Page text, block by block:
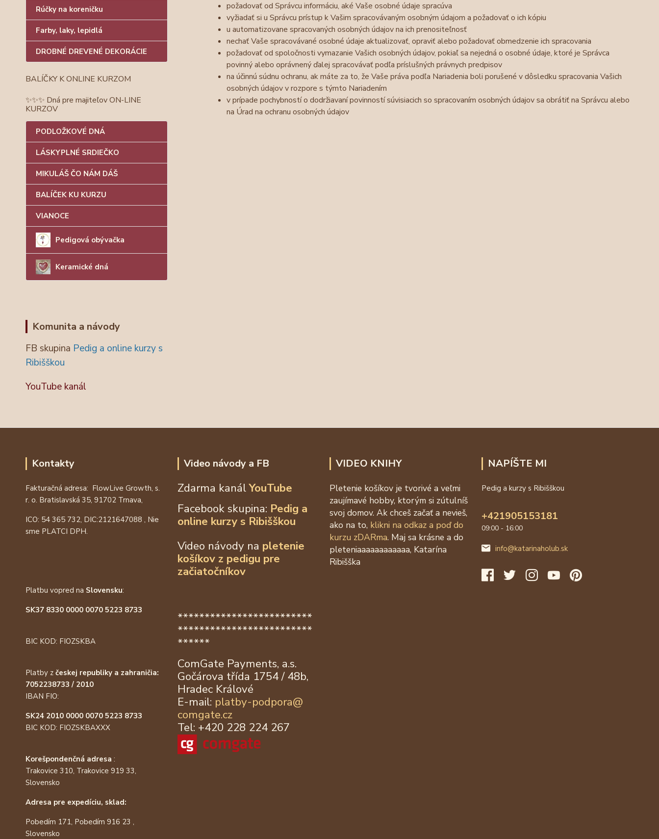
Rúčky na koreničku
Farby, laky, lepidlá
DROBNÉ DREVENÉ DEKORÁCIE
BALÍČKY K ONLINE KURZOM
✨✨✨ Dná pre majiteľov ON-LINE
KURZOV
PODLOŽKOVÉ DNÁ
LÁSKYPLNÉ SRDIEČKO
MIKULÁŠ ČO NÁM DÁŠ
BALÍČEK KU KURZU
VIANOCE
Pedigová obývačka
Keramické dná
Komunita a návody
FB skupina Pedig a online kurzy s
Ribišškou
YouTube kanál
požadovať od Správcu informáciu, aké Vaše osobné údaje spracúva
vyžiadať si u Správcu prístup k Vašim spracovávaným osobným údajom a požadovať o ich kópiu
u automatizovane spracovaných osobných údajov na ich prenositeľnosť
nechať Vaše spracovávané osobné údaje aktualizovať, opraviť alebo požadovať obmedzenie ich spracovania
požadovať od spoločnosti vymazanie Vašich osobných údajov, pokiaľ sa nejedná o osobné údaje, ktoré je Správca
povinný alebo oprávnený ďalej spracovávať podľa príslušných právnych predpisov
na účinnú súdnu ochranu, ak máte za to, že Vaše práva podľa Nariadenia boli porušené v dôsledku spracovania Vašich
osobných údajov v rozpore s týmto Nariadením
v prípade pochybností o dodržiavaní povinností súvisiacich so spracovaním osobných údajov sa obrátiť na Správcu alebo
na Úrad na ochranu osobných údajov
Kontakty
Fakturačná adresa: FlowLive Growth, s.
r. o. Bratislavská 35, 91702 Trnava,
ICO: 54 365 732, DIC:2121647088 , Nie
sme PLATCI DPH.
Platbu vopred na Slovensku:
SK37 8330 0000 0070 5223 8733
BIC KOD: FIOZSKBA
Platby z českej republiky a zahraničia:
7052238733 / 2010
IBAN FIO:
SK24 2010 0000 0070 5223 8733
BIC KOD: FIOZSKBAXXX
Korešpondenčná adresa :
Trakovice 310, Trakovice 919 33,
Slovensko
Adresa pre expedíciu, sklad:
Pobedím 171, Pobedím 916 23 ,
Slovensko
Video návody a FB
Zdarma kanálYouTube
Facebook skupina: Pedig a
online kurzy s Ribišškou
Video návody na pletenie
košíkov z pedigu pre
začiatočníkov
*************************
*************************
******
ComGate Payments, a.s.
Gočárova třída 1754 / 48b,
Hradec Králové
E-mail: platby-podpora@
comgate.cz
Tel: +420 228 224 267
VIDEO KNIHY
Pletenie košíkov je tvorivé a veľmi
zaujímavé hobby, ktorým si zútulníš
svoj domov. Ak chceš začať a nevieš,
ako na to, klikni na odkaz a poď do
kurzu zDARma. Maj sa krásne a do
pleteniaaaaaaaaaaaa, Katarína
Ribišška
NAPÍŠTE MI
Pedig a kurzy s Ribišškou
+421905153181
09:00 - 16:00
info@katarinaholub.sk